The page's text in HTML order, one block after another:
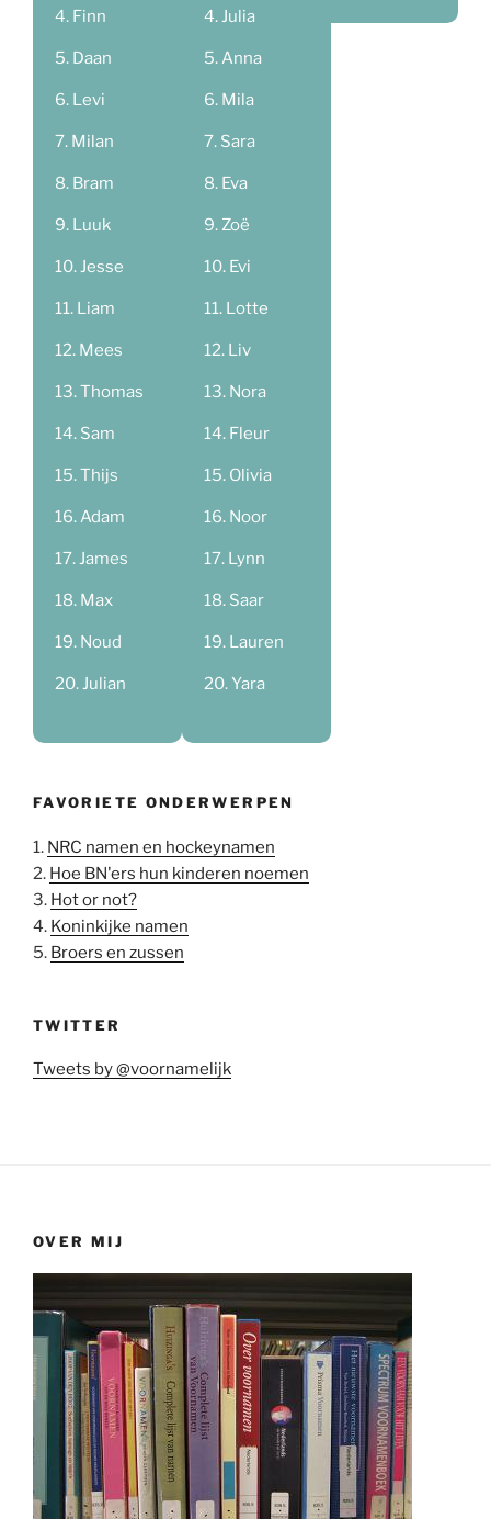
Finn
Daan
Levi
Milan
Bram
Luuk
Jesse
Liam
Mees
Thomas
Sam
Thijs
Adam
James
Max
Noud
Julian
Julia
Anna
Mila
Sara
Eva
Zoë
Evi
Lotte
Liv
Nora
Fleur
Olivia
Noor
Lynn
Saar
Lauren
Yara
FAVORIETE ONDERWERPEN
1. NRC namen en hockeynamen
2. Hoe BN'ers hun kinderen noemen
3. Hot or not?
4. Koninkijke namen
5. Broers en zussen
TWITTER
Tweets by @voornamelijk
OVER MIJ